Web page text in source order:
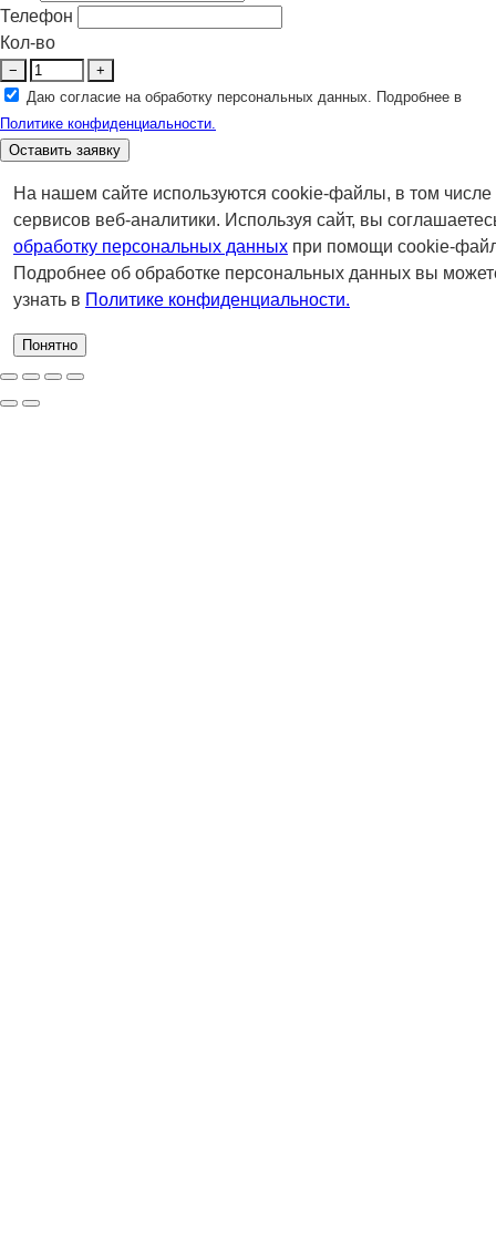
Телефон
Кол-во
−
+
Даю согласие на обработку персональных данных. Подробнее в
Политике конфиденциальности.
Оставить заявку
На нашем сайте используются cookie-файлы, в том числе
сервисов веб-аналитики. Используя сайт, вы
обработку персональных данных при помощи cookie-
Подробнее об обработке персональных данных вы
узнать в Политике конфиденциальности.
Понятно